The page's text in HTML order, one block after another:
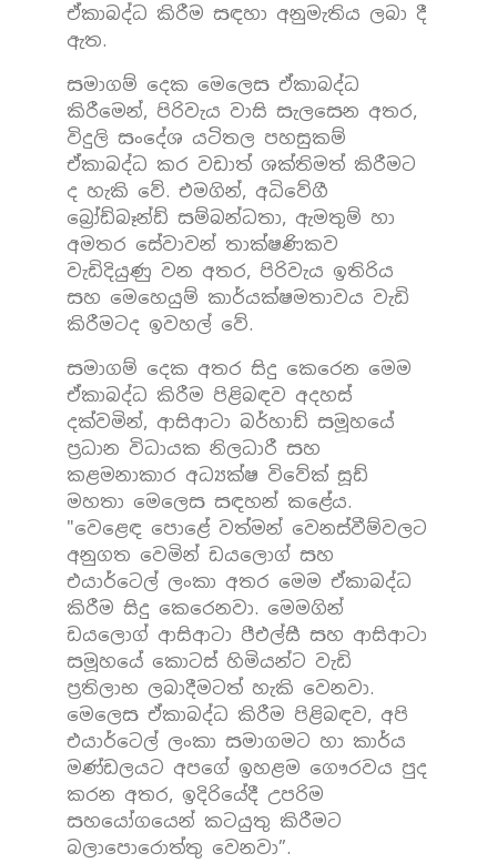
ඒකාබද්ධ කිරීම සඳහා අනුමැතිය ලබා දී
ඇත.
සමාගම් දෙක මෙලෙස ඒකාබද්ධ
කිරීමෙන්, පිරිවැය වාසි සැලසෙන අතර,
විදුලි සංදේශ යටිතල පහසුකම්
ඒකාබද්ධ කර වඩාත් ශක්තිමත් කිරීමට
ද හැකි වේ. එමගින්, අධිවේගී
බ්‍රෝඩ්බෑන්ඩ් සම්බන්ධතා, ඇමතුම් හා
අමතර සේවාවන් තාක්ෂණිකව
වැඩිදියුණු වන අතර, පිරිවැය ඉතිරිය
සහ මෙහෙයුම් කාර්යක්ෂමතාවය වැඩි
කිරීමටද ඉවහල් වේ.
සමාගම් දෙක අතර සිදු කෙරෙන මෙම
ඒකාබද්ධ කිරීම පිළිබඳව අදහස්
දක්වමින්, ආසිආටා බර්හාඩ් සමූහයේ
ප්‍රධාන විධායක නිලධාරී සහ
කළමනාකාර අධ්‍යක්ෂ විවේක් සූඩ්
මහතා මෙලෙස සඳහන් කළේය.
"වෙළෙඳ පොළේ වත්මන් වෙනස්වීම්වලට
අනුගත වෙමින් ඩයලොග් සහ
එයාර්ටෙල් ලංකා අතර මෙම ඒකාබද්ධ
කිරීම සිදු කෙරෙනවා. මෙමගින්
ඩයලොග් ආසිආටා පීඑල්සී සහ ආසිආටා
සමූහයේ කොටස් හිමියන්ට වැඩි
ප්‍රතිලාභ ලබාදීමටත් හැකි වෙනවා.
මෙලෙස ඒකාබද්ධ කිරීම පිළිබඳව, අපි
එයාර්ටෙල් ලංකා සමාගමට හා කාර්ය
මණ්ඩලයට අපගේ ඉහළම ගෞරවය පුද
කරන අතර, ඉදිරියේදී උපරිම
සහයෝගයෙන් කටයුතු කිරීමට
බලාපොරොත්තු වෙනවා”.